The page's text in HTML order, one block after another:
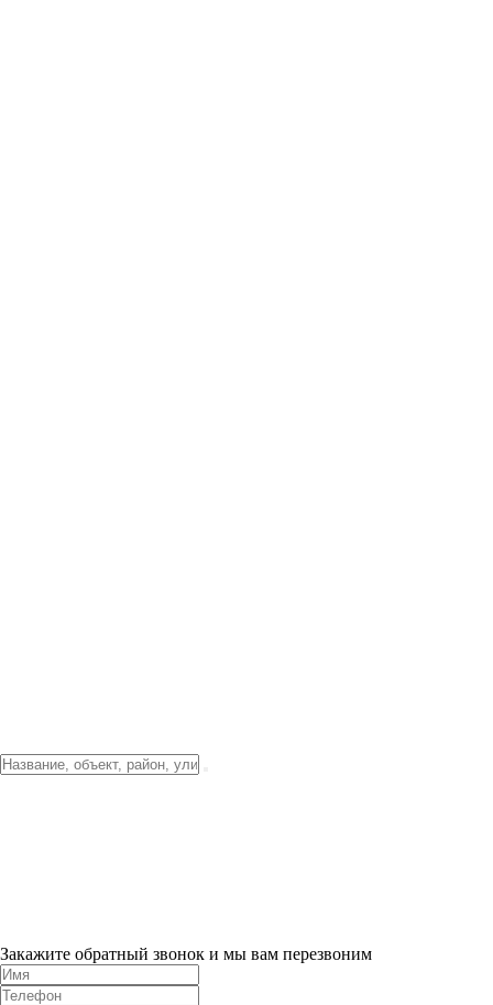
Закажите обратный звонок и мы вам перезвоним